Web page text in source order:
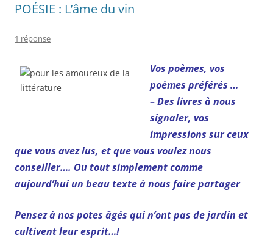
POÉSIE : L’âme du vin
1 réponse
Vos poèmes, vos
poèmes préférés …
– Des livres à nous
signaler, vos
impressions sur ceux
que vous avez lus, et que vous voulez nous
conseiller…. Ou tout simplement comme
aujourd’hui un beau texte à nous faire partager
Pensez à nos potes âgés qui n’ont pas de jardin et
cultivent leur esprit…!